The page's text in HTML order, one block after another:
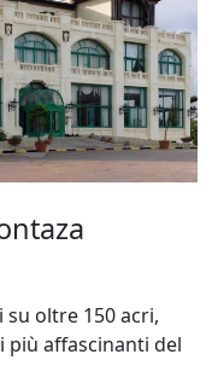
su oltre 150 acri,
affascinanti del